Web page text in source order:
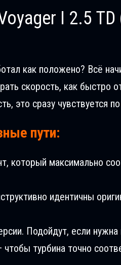
I 2.5 TD
как положено? Всё
скорость, как быстро
это сразу чувствуется
пути:
который максимально
идентичны
Подойдут, если
турбина точно